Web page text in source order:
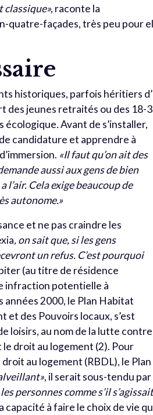
classique»,raconte la
quatre-façades, très peu pour
historiques, parfois héritiers
des jeunes retraités ou des 18-
écologique.Avant de s’installer,
candidature et apprendre à
«Il faut qu’on ait des
aussi aux gens de bien
l’air. Cela exige beaucoup de
autonome.»
et ne pas craindre les
, on sait que, si les gens
un refus. C’est pourquoi
(au titre de résidence
infraction potentielle à
années 2000, le Plan Habitat
et des Pouvoirs locaux, s’est
loisirs, au nom de la lutte
droit au logement (2). Pour
au logement (RBDL), le Plan
, il serait sous-tendu par
personnes comme s’il
à faire le choix de vie